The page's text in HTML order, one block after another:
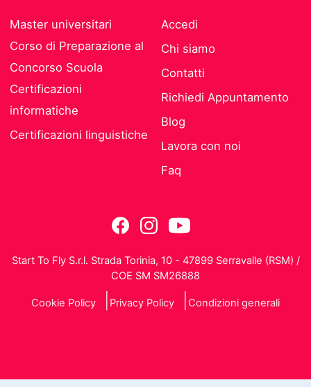
Master universitari
Corso di Preparazione al
Concorso Scuola
Certificazioni
informatiche
Certificazioni linguistiche
Accedi
Chi siamo
Contatti
Richiedi Appuntamento
Blog
Lavora con noi
Faq
Start To Fly S.r.l. Strada Torinia, 10 - 47899 Serravalle (RSM) /
COE SM SM26888
Cookie Policy Privacy Policy Condizioni generali